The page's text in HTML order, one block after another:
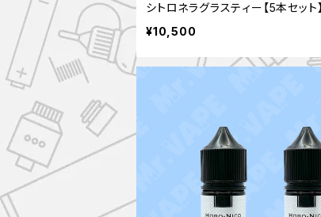
シトロネラグラスティー【5本セット】
¥10,500